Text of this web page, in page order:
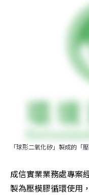
「球形二氧化矽」製成的「
成信實業業務處專案
製為壓模膠循環使用